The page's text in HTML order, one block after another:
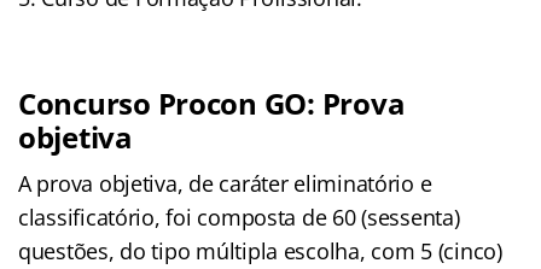
Concurso Procon GO: Prova
objetiva
A prova objetiva, de caráter eliminatório e
classificatório, foi composta de 60 (sessenta)
questões, do tipo múltipla escolha, com 5 (cinco)